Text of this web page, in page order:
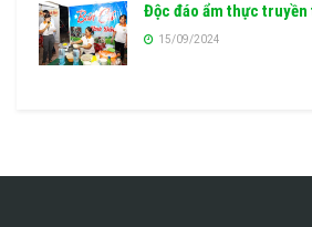
Độc đáo ẩm thực truyền
15/09/2024